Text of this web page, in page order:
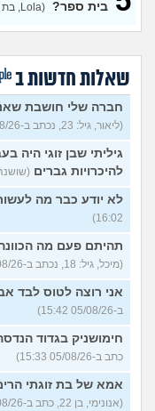
במה לעבוד? (אנונימי, בן
שחוק עד דמעות
זמנית: האם לחתום
ולהשקיע בהייטק או
עבודה אחרת?
(סטודנט, בן 22)
איך מוצאים עבודה
(אסי, בן 38)
האם כדאי עגלות
קוסמטיקה?
(אנגל,
מסיימת תואר במדמח
יודעת לאן להמשיך מפה
בת 23)
שאלות על המקצוע
חשבונות (מישהי, בת 30)
איך לשפר את הנושא
התעסוקתי? (אנונימית, בת
בית ספר? (Lola, בת 20)
שאלות חדשות ב
חברה שלי חושבת
(ליאור, גיל: 23, נכתב ב-05/08/26 16:22)
גיליתי שבן זוגי היה
להיכרויות גברים (שושנה, בת 37, כתבה
לא יודע כבר מה
16:02)
תהיתם פעם מה
(מיכל, גיל: 18, נכתב ב-05/08/26 15:51)
אני רוצה לטוס לבד
ב-05/08/26 15:42)
חימושניק בגדוד הנדסה
כתב ב-05/08/26 15:33)
אמא של בת זוגתי
(אנונימי, בן 22, כתב ב-05/08/26 15:22)